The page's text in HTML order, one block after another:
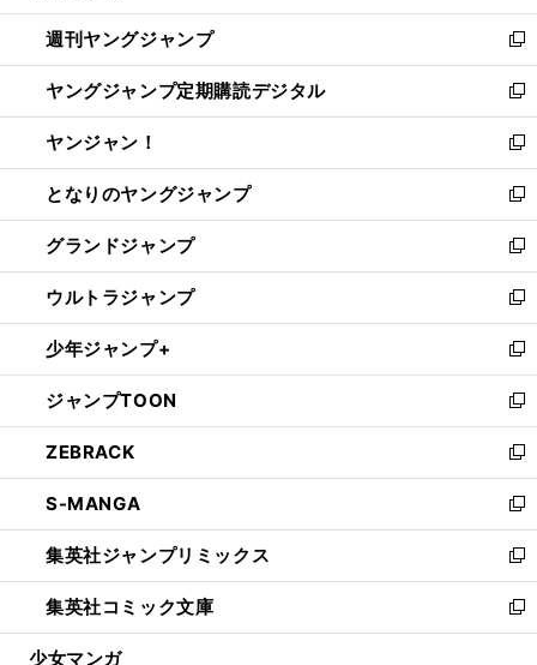
開
く
ウ
で
開
く
ン
ド
ウ
で
開
く
ウ
ィ
ン
ド
ウ
で
開
く
週刊ヤングジャンプ
新
し
い
ウ
ィ
ン
ド
ウ
で
開
く
ヤングジャンプ定期購読デジタル
新
し
い
ウ
ィ
ン
ド
ウ
で
開
く
ヤンジャン！
新
し
い
ウ
ィ
ン
ド
ウ
で
開
く
となりのヤングジャンプ
新
し
い
ウ
ィ
ン
ド
ウ
で
開
く
グランドジャンプ
新
し
い
ウ
ィ
ン
ド
ウ
で
開
く
ウルトラジャンプ
新
し
い
ウ
ィ
ン
ド
ウ
で
開
く
少年ジャンプ+
新
し
い
ウ
ィ
ン
ド
ウ
で
開
く
ジャンプTOON
新
し
い
ウ
ィ
ン
ド
ウ
で
開
ZEBRACK
新
し
い
ウ
ィ
ン
ド
ウ
S-MANGA
新
し
い
ウ
ィ
ン
集英社ジャンプリミックス
新
し
い
ウ
集英社コミック文庫
新
し
少女マンガ